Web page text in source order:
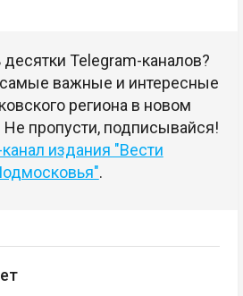
Telegram-каналов?
важные и интересные
региона в новом
Не пропусти, подписывайся!
издания "Вести
.